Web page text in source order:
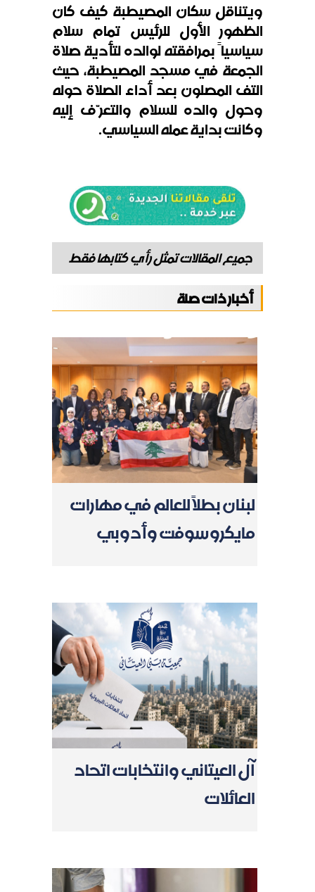
ويتناقل سكان المصيطبة كيف كان
الظهور الأول للرئيس تمام سلام
سياسياً بمرافقته لوالده لتأدية صلاة
الجمعة في مسجد المصيطبة، حيث
التف المصلون بعد أداء الصلاة حوله
وحول والده للسلام والتعرّف إليه
وكانت بداية عمله السياسي.
جميع المقالات تمثل رأي كتابها فقط
أخبار ذات صلة
لبنان بطلاً للعالم في مهارات
مايكروسوفت وأدوبي
آل العيتاني وانتخابات اتحاد
العائلات